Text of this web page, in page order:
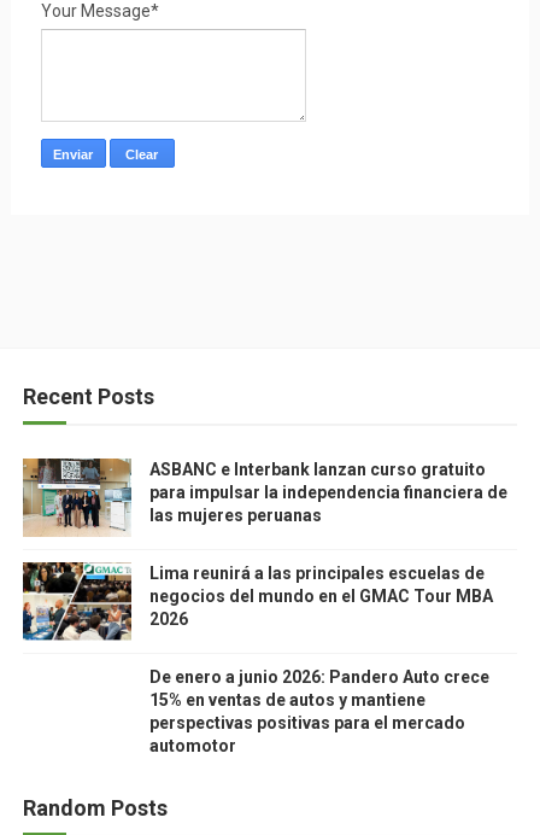
Your Message*
Recent Posts
ASBANC e Interbank lanzan curso gratuito
para impulsar la independencia financiera de
las mujeres peruanas
Lima reunirá a las principales escuelas de
negocios del mundo en el GMAC Tour MBA
2026
De enero a junio 2026: Pandero Auto crece
15% en ventas de autos y mantiene
perspectivas positivas para el mercado
automotor
Random Posts